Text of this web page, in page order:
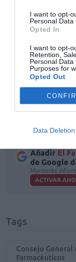
I want to opt-
Personal Data
Opted In
I want to opt-
Retention,
Personal
Purposes for
Opted Out
Data Deletion
los pacientes
para resolver los
medicación,
consciente de
pluridisciplinar es
resultados
específicamente
Añadir El
de Google
Mantente
ACTIVAR
Tags
Consejo General
Farmacéuticos